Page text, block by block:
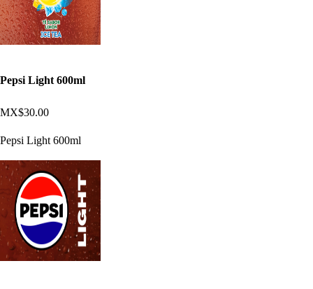
Pepsi Light 600ml
MX$30.00
Pepsi Light 600ml